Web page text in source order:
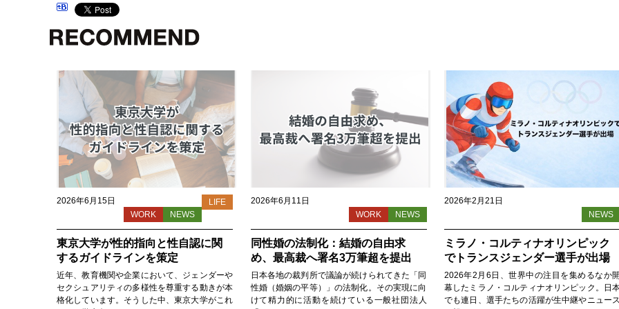
2026年6月15日
LIFE
NEWS
WORK
東京大学が性的指向と性自認に関
するガイドラインを策定
近年、教育機関や企業において、ジェンダーや
セクシュアリティの多様性を尊重する動きが本
格化しています。そうした中、東京大学がこれ
2026年6月11日
NEWS
WORK
同性婚の法制化：結婚の自由求
め、最高裁へ署名3万筆超を提出
日本各地の裁判所で議論が続けられてきた「同
性婚（婚姻の平等）」の法制化。その実現に向
けて精力的に活動を続けている一般社団法人
2026年2月21日
NEWS
ミラノ・コルティナオリンピック
でトランスジェンダー選手が出場
2026年2月6日、世界中の注目を集めるなか開
幕したミラノ・コルティナオリンピック。日
でも連日、選手たちの活躍が生中継やニュース